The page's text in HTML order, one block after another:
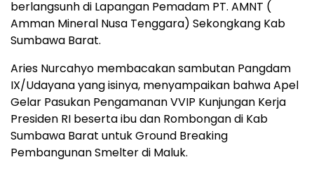
berlangsunh di Lapangan Pemadam PT. AMNT (
Amman Mineral Nusa Tenggara) Sekongkang Kab
Sumbawa Barat.
Aries Nurcahyo membacakan sambutan Pangdam
IX/Udayana yang isinya, menyampaikan bahwa Apel
Gelar Pasukan Pengamanan VVIP Kunjungan Kerja
Presiden RI beserta ibu dan Rombongan di Kab
Sumbawa Barat untuk Ground Breaking
Pembangunan Smelter di Maluk.